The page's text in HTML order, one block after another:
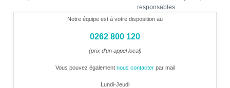
responsables
Notre équipe est à votre disposition au
0262 800 120
(prix d'un appel local)
Vous pouvez également nous contacterpar mail
Lundi-Jeudi